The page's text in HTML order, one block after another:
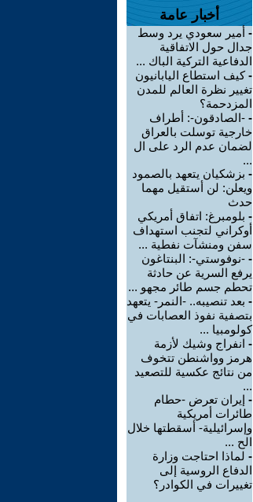
أخبار عامة
- أمير سعودي يرد وسط
جدال حول الاتفاقية
الدفاعية التركية الباك ...
-كيف استطاع اليابانيون
تغيير نظرة العالم للمدن
المزدحمة؟
- -الصادقون-: أطراف
خارجية توسلت بالعراق
لضمان عدم الرد على ال
...
- بزشكيان يتعهد بالصمود
ويعلن: لن أستقيل مهما
حدث
- بلومبرغ: اتفاق أمريكي
أوكراني لتجنب استهداف
سفن ومنشآت نفطية ...
- -نوفوستي-: البنتاغون
يرفع السرية عن حادثة
تحطم جسم طائر مجهو ...
- بعد تنصيبه.. -النمر- يتعهد
بتصفية نفوذ العصابات في
كولومبيا ...
- انفراج وشيك لأزمة
هرمز وواشنطن تتخوف
من نتائج عكسية للتصعيد
...
- إيران تعرض -حطام
طائرات أمريكية
وإسرائيلية- أسقطتها خلال
الح ...
- لماذا احتاجت وزارة
الدفاع الروسية إلى
تغييرات في الكوادر؟